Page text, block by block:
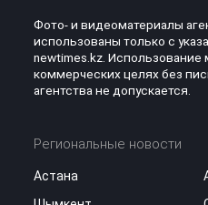
Фото- и видеоматериалы
использованы только с
newtimes.kz. Использование
коммерческих целях без
агентства не допускается.
Региональные новости
Астана